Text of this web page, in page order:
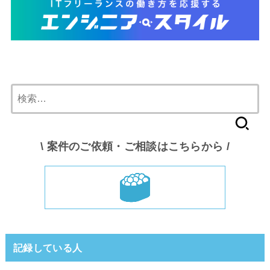
索:
\ 案件のご依頼・ご相談はこちらから /
記録している人